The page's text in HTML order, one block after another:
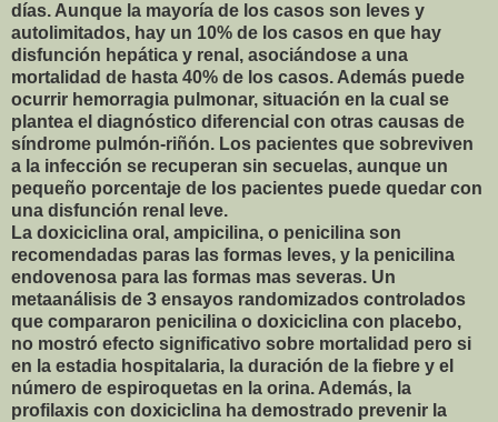
días. Aunque la mayoría de los casos son leves y
autolimitados, hay un 10% de los casos en que hay
disfunción hepática y renal, asociándose a una
mortalidad de hasta 40% de los casos. Además puede
ocurrir hemorragia pulmonar, situación en la cual se
plantea el diagnóstico diferencial con otras causas de
síndrome pulmón-riñón. Los pacientes que sobreviven
a la infección se recuperan sin secuelas, aunque un
pequeño porcentaje de los pacientes puede quedar con
una disfunción renal leve.
La doxiciclina oral, ampicilina, o penicilina son
recomendadas paras las formas leves, y la penicilina
endovenosa para las formas mas severas. Un
metaanálisis de 3 ensayos randomizados controlados
que compararon penicilina o doxiciclina con placebo,
no mostró efecto significativo sobre mortalidad pero si
en la estadia hospitalaria, la duración de la fiebre y el
número de espiroquetas en la orina. Además, la
profilaxis con doxiciclina ha demostrado prevenir la